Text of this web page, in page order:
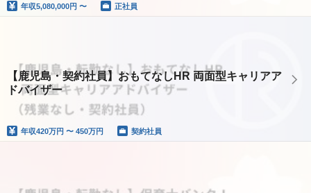
年収5,080,000円 〜 正社員
【鹿児島・契約社員】おもてなしHR 両面型キャリアア
ドバイザー
年収420万円 〜 450万円 契約社員